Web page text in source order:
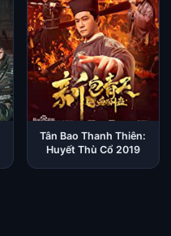
Tân Bao Thanh Thiên:
Huyết Thù Cổ 2019